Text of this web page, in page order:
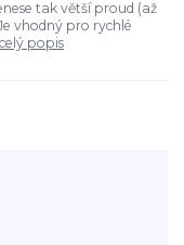
tak větší proud (až
vhodný pro rychlé
celý popis